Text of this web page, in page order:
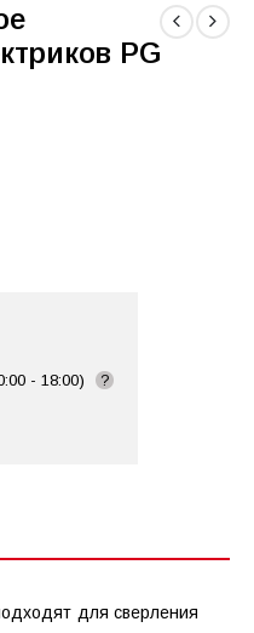
PG
- 18:00) ?
для сверления